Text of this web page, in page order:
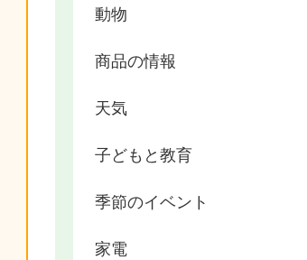
動物
商品の情報
天気
子どもと教育
季節のイベント
家電